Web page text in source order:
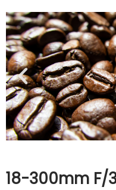
18-300mm F/